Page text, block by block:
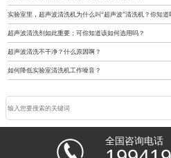
实验室里，超声波清洗机为什么叫“超声波”清洗机？你知道
超声波清洗剂如此重要；可你知道该如何选用吗？
超声波清洗不干净？什么原因啊？
如何降低实验室清洗机工作噪音？
全国咨询电话